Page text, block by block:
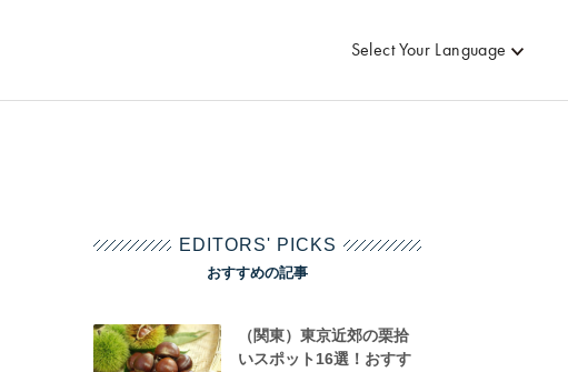
Select Your Language
EDITORS' PICKS
おすすめの記事
（関東）東京近郊の栗拾
いスポット16選！おすす